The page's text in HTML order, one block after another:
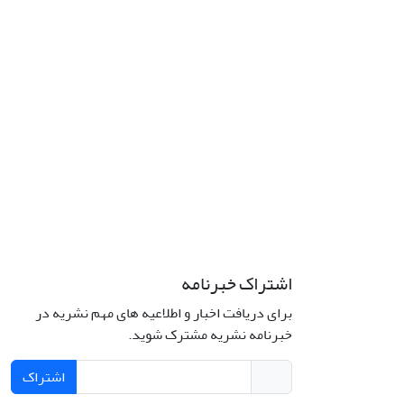
اشتراک خبرنامه
برای دریافت اخبار و اطلاعیه های مهم نشریه در
خبرنامه نشریه مشترک شوید.
اشتراک